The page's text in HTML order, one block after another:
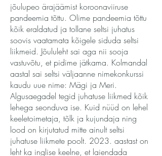
jõulupeo ärajäämist koroonaviiruse
pandeemia tõttu. Olime pandeemia tõttu
kõik eraldatud ja tollane seltsi juhatus
soovis vaatamata kõigele siduda seltsi
liikmeid. Jõululeht sai aga nii sooja
vastuvõtu, et pidime jätkama. Kolmandal
aastal sai seltsi väljaanne nimekonkurssi
kaudu uue nime: Mägi ja Meri.
Algusaegadel tegid juhatuse liikmed kõik
lehega seonduva ise. Kuid nüüd on lehel
keeletoimetaja, tõlk ja kujundaja ning
lood on kirjutatud mitte ainult seltsi
juhatuse liikmete poolt. 2023. aastast on
leht ka inglise keelne, et laiendada